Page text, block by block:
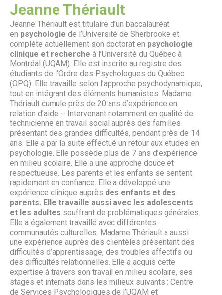
Jeanne Thériault
Jeanne Thériault est titulaire d’un baccalauréat
en psychologie de l’Université de Sherbrooke et
complète actuellement son doctorat en psychologie
clinique et recherche à l’Université du Québec à
Montréal (UQAM). Elle est inscrite au registre des
étudiants de l’Ordre des Psychologues du Québec
(OPQ). Elle travaille selon l’approche psychodynamique,
tout en intégrant des éléments humanistes. Madame
Thériault cumule près de 20 ans d’expérience en
relation d’aide – Intervenant notamment en qualité de
technicienne en travail social auprès des familles
présentant des grandes difficultés, pendant près de 14
ans. Elle a par la suite effectué un retour aux études en
psychologie. Elle possède plus de 7 ans d’expérience
en milieu scolaire. Elle a une approche douce et
respectueuse. Les parents et les enfants se sentent
rapidement en confiance. Elle a développé une
expérience clinique auprès des enfants et des
parents. Elle travaille aussi avec les adolescents
et les adultes souffrant de problématiques générales.
Elle a également travaillé avec différentes
communautés culturelles. Madame Thériault a aussi
une expérience auprès des clientèles présentant des
difficultés d’apprentissage, des troubles affectifs ou
des difficultés relationnelles. Elle a acquis cette
expertise à travers son travail en milieu scolaire, ses
stages et internats dans les milieux suivants : Centre
de Services Psychologiques de l’UQAM et